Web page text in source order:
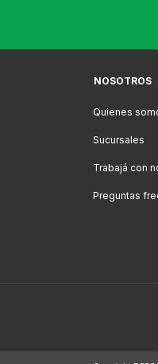
NOSOTROS
Quienes
Sucursales
Trabajá con
Preguntas